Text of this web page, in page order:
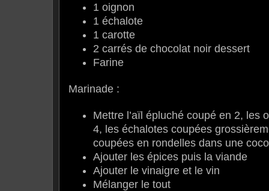
1 oignon
1 échalote
1 carotte
2 carrés de chocolat noir dessert
Farine
Marinade :
Mettre l’aïl épluché coupé en 2, les
4, les échalotes coupées
coupées en rondelles dans une
Ajouter les épices puis la viande
Ajouter le vinaigre et le vin
Mélanger le tout